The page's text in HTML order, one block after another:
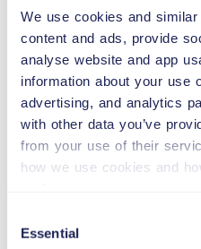
We use cookies and
content and ads, provide
analyse website and app
information about your use
advertising, and analytics
with other data you’ve
from your use of their
how we use cookies and
Selection
Essential
5 døre
5 sæder
GMC Acadia
eller lignende
5 døre